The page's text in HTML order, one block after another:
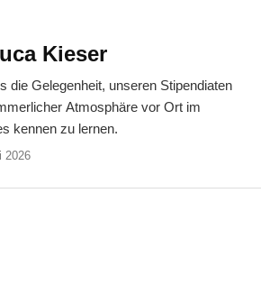
Kieser
die Gelegenheit, unseren Stipendiaten
Atmosphäre vor Ort im
kennen zu lernen.
2026